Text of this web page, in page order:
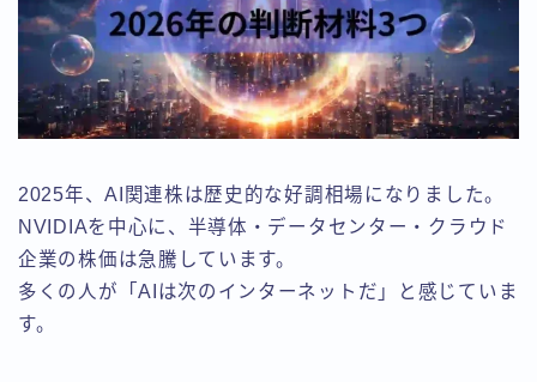
プロフィール
メニュー
利用規約／特定商取引法に基づく表記
有料記事の決済完了ページ
運営者情報
2025年、AI関連株は歴史的な好調相場になりました。
NVIDIAを中心に、半導体・データセンター・クラウド
企業の株価は急騰しています。
多くの人が「AIは次のインターネットだ」と感じていま
す。